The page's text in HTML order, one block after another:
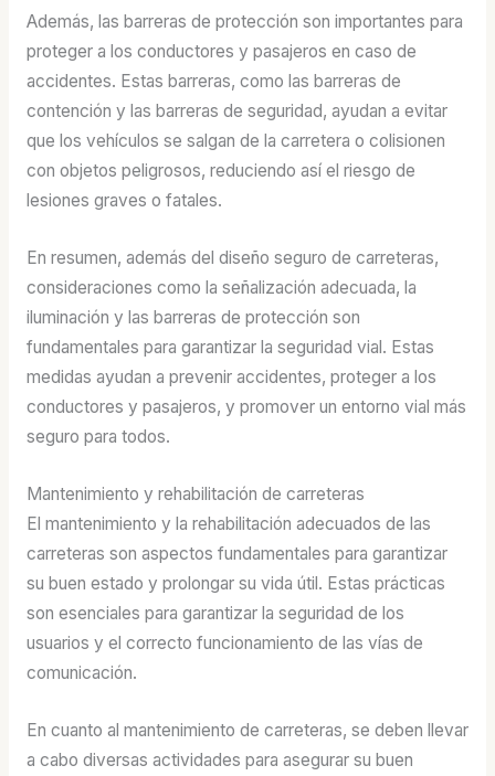
Además, las barreras de protección son importantes para
proteger a los conductores y pasajeros en caso de
accidentes. Estas barreras, como las barreras de
contención y las barreras de seguridad, ayudan a evitar
que los vehículos se salgan de la carretera o colisionen
con objetos peligrosos, reduciendo así el riesgo de
lesiones graves o fatales.
En resumen, además del diseño seguro de carreteras,
consideraciones como la señalización adecuada, la
iluminación y las barreras de protección son
fundamentales para garantizar la seguridad vial. Estas
medidas ayudan a prevenir accidentes, proteger a los
conductores y pasajeros, y promover un entorno vial más
seguro para todos.
Mantenimiento y rehabilitación de carreteras
El mantenimiento y la rehabilitación adecuados de las
carreteras son aspectos fundamentales para garantizar
su buen estado y prolongar su vida útil. Estas prácticas
son esenciales para garantizar la seguridad de los
usuarios y el correcto funcionamiento de las vías de
comunicación.
En cuanto al mantenimiento de carreteras, se deben llevar
a cabo diversas actividades para asegurar su buen